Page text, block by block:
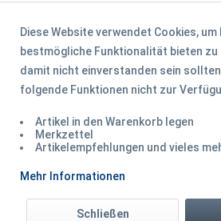
Swivel Weed/Silt, 3
Diese Website verwendet Cookies, um
bestmögliche Funktionalität bieten zu
damit nicht einverstanden sein
folgende Funktionen nicht zur
Artikel in den Warenkorb legen
Merkzettel
Artikelempfehlungen und vieles
Mehr Informationen
Schließen